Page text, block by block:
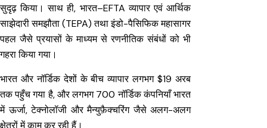
सुदृढ़ किया। साथ ही, भारत–EFTA व्यापार एवं आर्थिक
साझेदारी समझौता (TEPA) तथा इंडो-पैसिफिक महासागर
पहल जैसे प्रयासों के माध्यम से रणनीतिक संबंधों को भी
गहरा किया गया।
भारत और नॉर्डिक देशों के बीच व्यापार लगभग $19 अरब
तक पहुँच गया है, और लगभग 700 नॉर्डिक कंपनियाँ भारत
में ऊर्जा, टेक्नोलॉजी और मैन्युफ़ैक्चरिंग जैसे अलग-अलग
क्षेत्रों में काम कर रही हैं।